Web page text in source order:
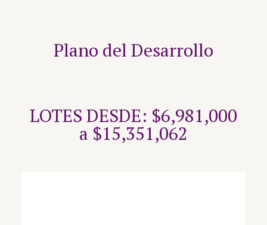
Plano del Desarrollo
LOTES DESDE: $6,981,000
a $15,351,062